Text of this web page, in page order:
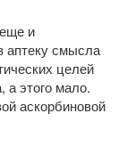
и
аптеку смысла
целей
а этого мало.
аскорбиновой